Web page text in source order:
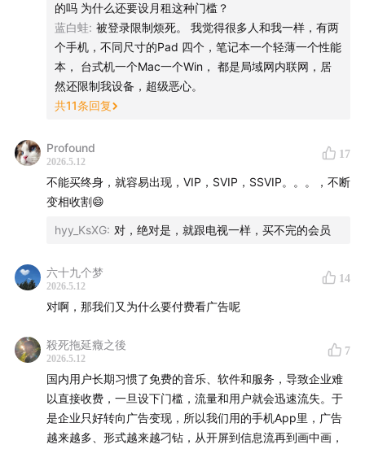
可 AI 的成本结构，和过去的互联网产品完全不是一回
这期节目，我们就从豆包可能收费这件事聊起，看看：
为什么 ChatGPT 能收 20 美元，而国产 AI 一收费就挨骂
AI 产品到底是在卖“工具”，还是在卖“陪伴”
免费互联网时代，可能真的要结束了
相关链接
某高老师的新产品：
听友福利
本期将从评论区抽取十个优秀留言，送出某高老师开发的
AUV或你的书房折扣码或免费使用机会。
【本期主播】
朱峰：「津津乐道播客网络」创始人，产品及技术专
的吗 为什么还要设月租这种门槛？
蓝白蛙: 被登录限制烦死。 我觉得很多人和我一样，有两
个手机，不同尺寸的Pad 四个，笔记本一个轻薄一个性能
本， 台式机一个Mac一个Win， 都是局域网内联网，居
然还限制我设备，超级恶心。
共11条回复
Profound
2026.5.12
17
不能买终身，就容易出现，VIP，SVIP，SSVIP。。。，不断
变相收割😄
hyy_KsXG: 对，绝对是，就跟电视一样，买不完的会员
六十九个梦
2026.5.12
14
对啊，那我们又为什么要付费看广告呢
殺死拖延癥之後
2026.5.12
7
国内用户长期习惯了免费的音乐、软件和服务，导致企业难
以直接收费，一旦设下门槛，流量和用户就会迅速流失。于
是企业只好转向广告变现，所以我们用的手机App里，广告
越来越多、形式越来越刁钻，从开屏到信息流再到画中画，